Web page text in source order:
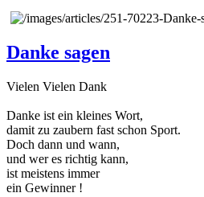
Danke sagen
Vielen Vielen Dank
Danke ist ein kleines Wort,
damit zu zaubern fast schon Sport.
Doch dann und wann,
und wer es richtig kann,
ist meistens immer
ein Gewinner !